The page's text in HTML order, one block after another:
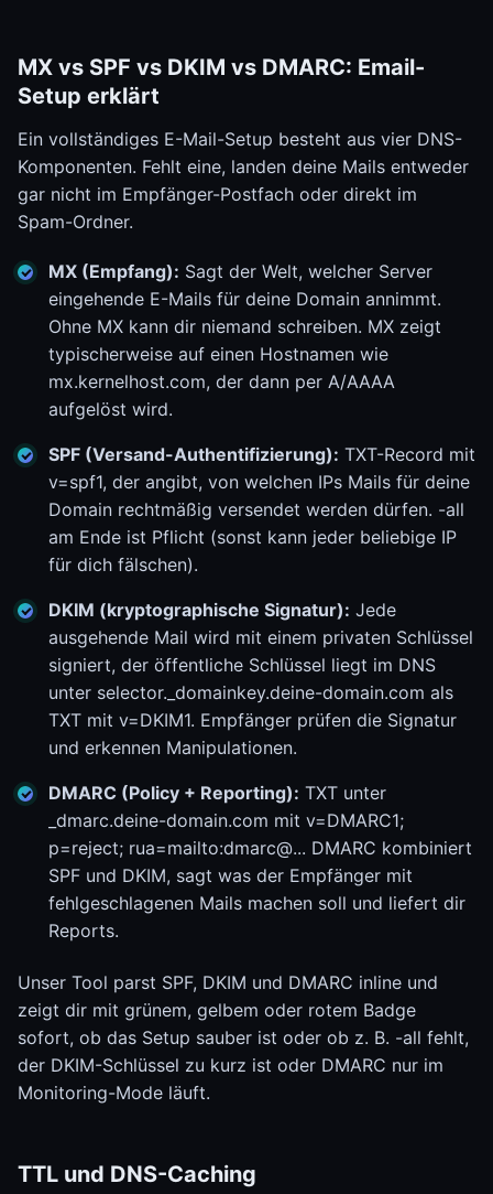
MX vs SPF vs DKIM vs DMARC: Email-
Setup erklärt
Ein vollständiges E-Mail-Setup besteht aus vier DNS-
Komponenten. Fehlt eine, landen deine Mails entweder
gar nicht im Empfänger-Postfach oder direkt im
Spam-Ordner.
MX (Empfang): Sagt der Welt, welcher Server
eingehende E-Mails für deine Domain annimmt.
Ohne MX kann dir niemand schreiben. MX zeigt
typischerweise auf einen Hostnamen wie
mx.kernelhost.com, der dann per A/AAAA
aufgelöst wird.
SPF (Versand-Authentifizierung): TXT-Record mit
v=spf1, der angibt, von welchen IPs Mails für deine
Domain rechtmäßig versendet werden dürfen. -all
am Ende ist Pflicht (sonst kann jeder beliebige IP
für dich fälschen).
DKIM (kryptographische Signatur): Jede
ausgehende Mail wird mit einem privaten Schlüssel
signiert, der öffentliche Schlüssel liegt im DNS
unter selector._domainkey.deine-domain.com als
TXT mit v=DKIM1. Empfänger prüfen die Signatur
und erkennen Manipulationen.
DMARC (Policy + Reporting): TXT unter
_dmarc.deine-domain.com mit v=DMARC1;
p=reject; rua=mailto:dmarc@... DMARC kombiniert
SPF und DKIM, sagt was der Empfänger mit
fehlgeschlagenen Mails machen soll und liefert dir
Reports.
Unser Tool parst SPF, DKIM und DMARC inline und
zeigt dir mit grünem, gelbem oder rotem Badge
sofort, ob das Setup sauber ist oder ob z. B. -all fehlt,
der DKIM-Schlüssel zu kurz ist oder DMARC nur im
Monitoring-Mode läuft.
TTL und DNS-Caching